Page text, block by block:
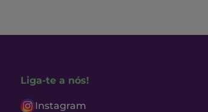
Liga-te a nós!
Instagram